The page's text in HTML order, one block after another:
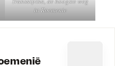
in Roemenie